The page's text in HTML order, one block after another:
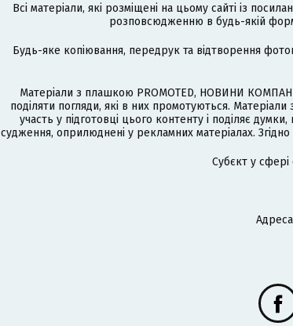
Всі матеріали, які розміщені на цьому сайті із
розповсюдженню в будь-якій
Будь-яке копіювання, передрук та відтворення
Матеріали з плашкою PROMOTED, НОВИНИ
поділяти погляди, які в них промотуються.
участь у підготовці цього контенту і поділяє
судження, оприлюднені у рекламних матеріалах.
Cубєкт у